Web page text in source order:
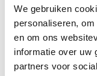
We gebruiken
personaliseren,
en om ons
informatie over uw
partners voor